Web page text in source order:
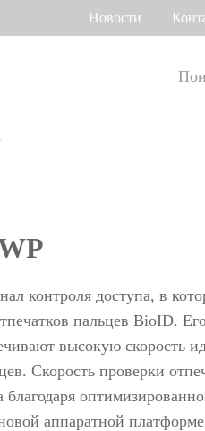
Новости
лица
багажа и
контроля доступа, в
пальцев BioID.
высокую скорость
Скорость проверки
благодаря
аппаратной